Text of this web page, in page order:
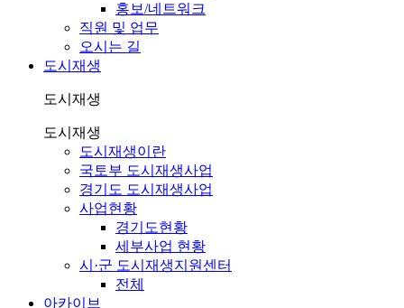
홍보/네트워크
직원 및 업무
오시는 길
도시재생
도시재생
도시재생
도시재생이란
국토부 도시재생사업
경기도 도시재생사업
사업현황
경기도현황
세부사업 현황
시·군 도시재생지원센터
전체
아카이브